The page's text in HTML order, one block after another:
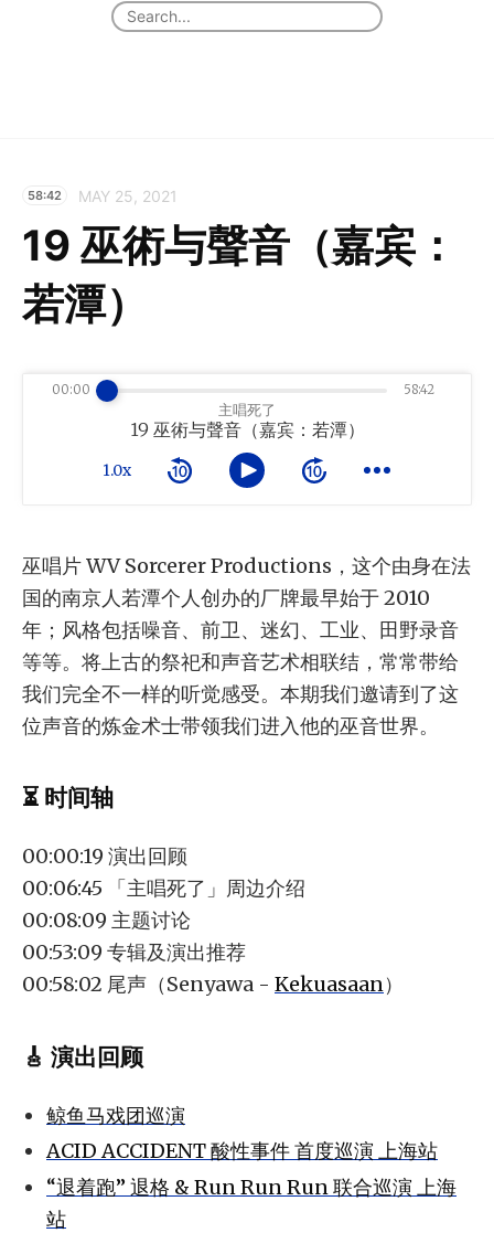
58:42 MAY 25, 2021
19 巫術与聲音（嘉宾：
若潭）
主唱死了
19 巫術与聲音（嘉宾：若潭）
1.0x
00:00 58:42
巫唱片 WV Sorcerer Productions，这个由身在法
国的南京人若潭个人创办的厂牌最早始于 2010
年；风格包括噪音、前卫、迷幻、工业、田野录音
等等。将上古的祭祀和声音艺术相联结，常常带给
我们完全不一样的听觉感受。本期我们邀请到了这
位声音的炼金术士带领我们进入他的巫音世界。
⏳ 时间轴
00:00:19 演出回顾
00:06:45 「主唱死了」周边介绍
00:08:09 主题讨论
00:53:09 专辑及演出推荐
00:58:02 尾声（Senyawa - Kekuasaan）
🎸 演出回顾
鲸鱼马戏团巡演
ACID ACCIDENT 酸性事件 首度巡演 上海站
“退着跑” 退格 & Run Run Run 联合巡演 上海
站